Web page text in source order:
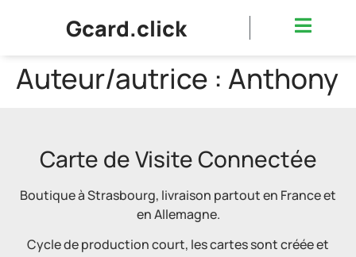
Gcard.click
Auteur/autrice : Anthony
Carte de Visite Connectée
Boutique à Strasbourg, livraison partout en France et
en Allemagne.
Cycle de production court, les cartes sont créée et